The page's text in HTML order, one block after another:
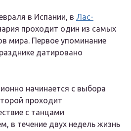
в Испании, в Лас-
проходит один из самых
мира. Первое упоминание
датировано
начинается с выбора
проходит
с танцами
в течение двух недель жизнь